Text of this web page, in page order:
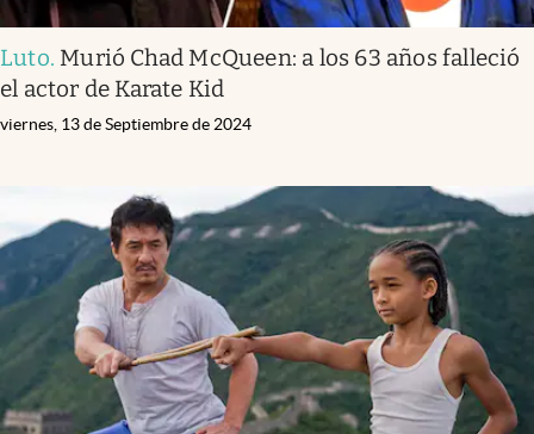
El Cronista Studio
Mediakit
abre en nueva pestaña
Argentina
Luto. Murió Chad McQueen: a los 63 años falleció
el actor de Karate Kid
viernes, 13 de Septiembre de 2024